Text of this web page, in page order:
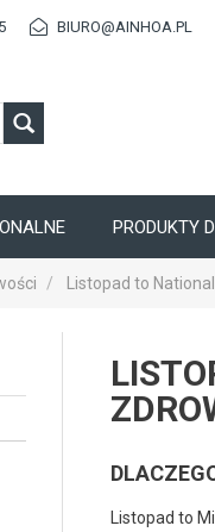
BIURO@AINHOA.PL
PRODUKTY
Listopad to
Listopad to